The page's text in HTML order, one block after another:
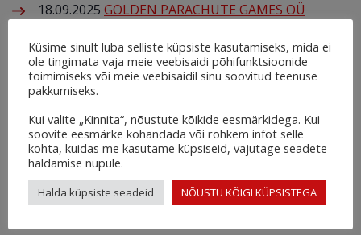
18.09.2025 GOLDEN PARACHUTE GAMES OÜ
18.09.2025EESTI APOSTLIK- ÕIGEUSU KIRIKU
VÕÕPSU PÜHA NIKOLAI KOGUDUS
12.09.2025AMIN OÜ
12.09.2025
10.09.2025VÕSA NIIDUD MTÜ
Küsime sinult luba selliste küpsiste kasutamiseks, mida ei
ole tingimata vaja meie veebisaidi põhifunktsioonide
toimimiseks või meie veebisaidil sinu soovitud teenuse
pakkumiseks.
Kui valite „Kinnita“, nõustute kõikide eesmärkidega. Kui
soovite eesmärke kohandada või rohkem infot selle
kohta, kuidas me kasutame küpsiseid, vajutage seadete
haldamise nupule.
Halda küpsiste seadeid NÕUSTU KÕIGI KÜPSISTEGA